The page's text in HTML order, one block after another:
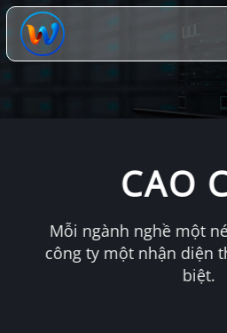
Chuyển
đến
dung
CAO
Mỗi ngành nghề một
công ty một nhận diện
biệt.